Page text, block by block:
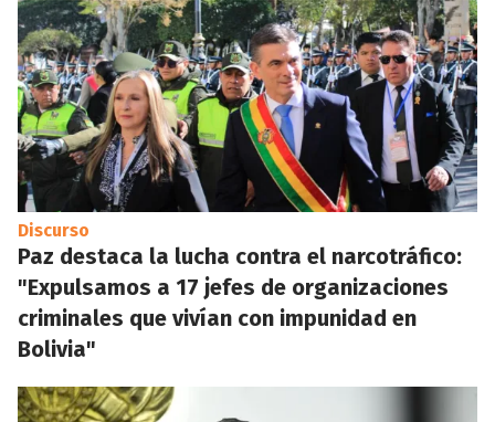
Discurso
Paz destaca la lucha contra el narcotráfico:
"Expulsamos a 17 jefes de organizaciones
criminales que vivían con impunidad en
Bolivia"